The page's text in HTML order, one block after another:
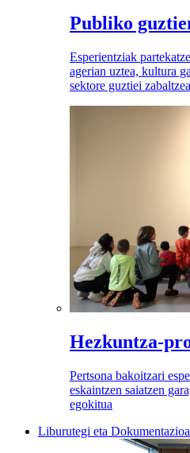
Publiko
Esperientziak
agerian uztea, kultura
sektore guztiei zabaltzea
Hezkuntza-
Pertsona bakoitzari
eskaintzen saiatzen
egokitua
Liburutegi eta Dokumentazioa